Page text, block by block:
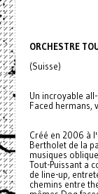
ORCHESTRE
(Suisse)
Un incroyable
Faced hermans,
Créé en 2006 à
Bertholet de la
musiques
Tout-Puissant a
de line-up,
chemins entre